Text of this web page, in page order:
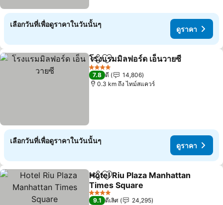
เลือกวันที่เพื่อดูราคาในวันนั้นๆ
ดูราคา
แชร์ เพิ่มในรายการโปรด
โรงแรมมิลฟอร์ด เอ็นวายซี
4 ดาว
7.8 ดี
14,806
0.3 km ถึง ไทม์สแควร์
เลือกวันที่เพื่อดูราคาในวันนั้นๆ
ดูราคา
แชร์ เพิ่มในรายการโปรด
Hotel Riu Plaza Manhattan
Times Square
ดูราคา
4 ดาว
9.1 ดีเลิศ
24,295